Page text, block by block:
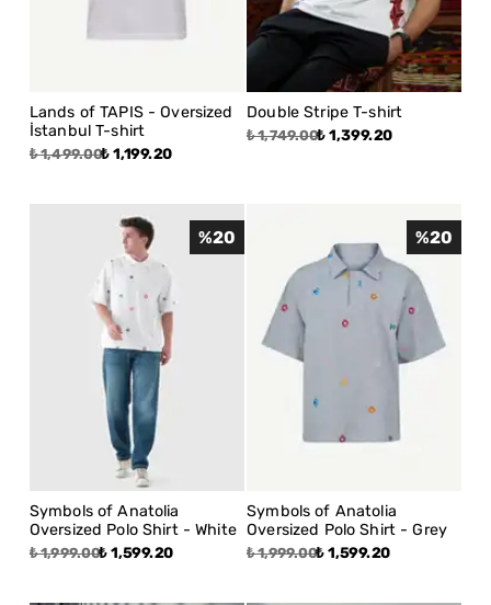
Lands of TAPIS - Oversized
İstanbul T-shirt
₺ 1,499.00₺ 1,199.20
Double Stripe T-shirt
₺ 1,749.00₺ 1,399.20
Symbols of Anatolia
Oversized Polo Shirt - White
₺ 1,999.00₺ 1,599.20
%20
Symbols of Anatolia
Oversized Polo Shirt - Grey
₺ 1,999.00₺ 1,599.20
%20